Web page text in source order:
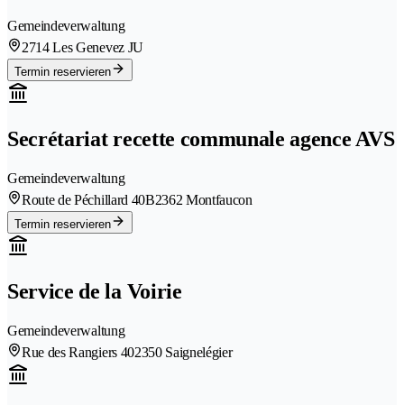
Gemeindeverwaltung
2714 Les Genevez JU
Termin reservieren
Secrétariat recette communale agence AVS
Gemeindeverwaltung
Route de Péchillard 40B2362 Montfaucon
Termin reservieren
Service de la Voirie
Gemeindeverwaltung
Rue des Rangiers 402350 Saignelégier